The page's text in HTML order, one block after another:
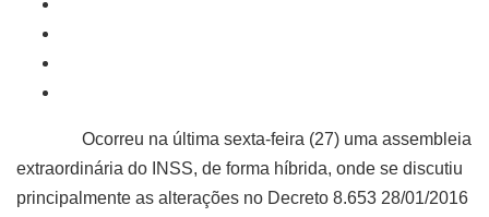
Ocorreu na última sexta-feira (27) uma assembleia
extraordinária do INSS, de forma híbrida, onde se discutiu
principalmente as alterações no Decreto 8.653 28/01/2016